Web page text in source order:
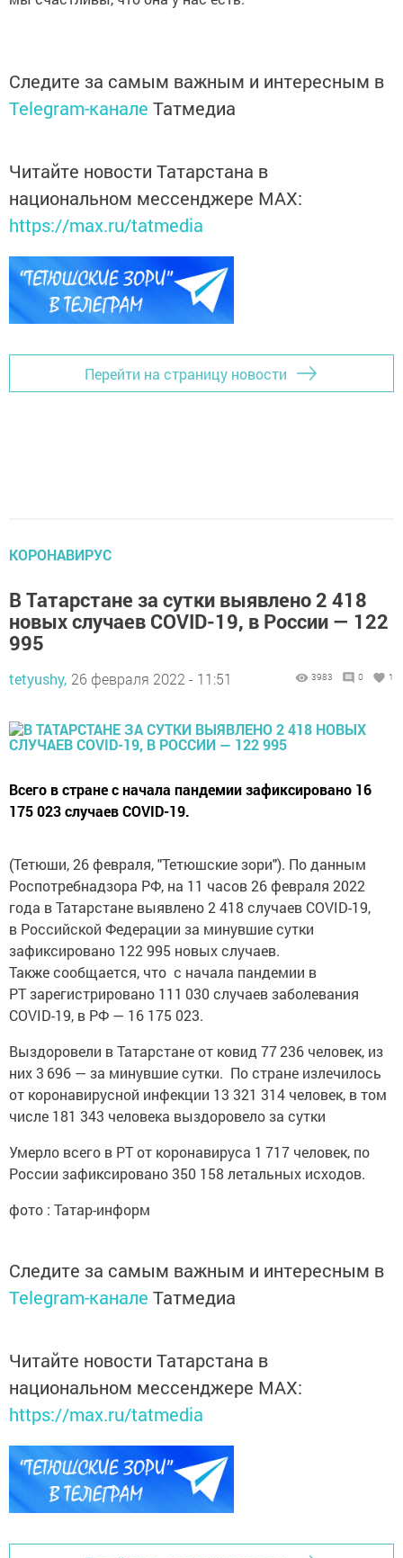
Следите за самым важным и интересным в
Telegram-канале Татмедиа
Читайте новости Татарстана в
национальном мессенджере MАХ:
https://max.ru/tatmedia
Перейти на страницу новости
КОРОНАВИРУС
В Татарстане за сутки выявлено 2 418
новых случаев COVID-19, в России — 122
995
tetyushy, 26 февраля 2022 - 11:51 3983 0 1
Всего в стране с начала пандемии зафиксировано 16
175 023 случаев COVID-19.
(Тетюши, 26 февраля, "Тетюшские зори"). По данным
Роспотребнадзора РФ, на 11 часов 26 февраля 2022
года в Татарстане выявлено 2 418 случаев COVID-19,
в Российской Федерации за минувшие сутки
зафиксировано 122 995 новых случаев.
Также сообщается, что с начала пандемии в
РТ зарегистрировано 111 030 случаев заболевания
COVID-19, в РФ — 16 175 023.
Выздоровели в Татарстане от ковид 77 236 человек, из
них 3 696 — за минувшие сутки. По стране излечилось
от коронавирусной инфекции 13 321 314 человек, в том
числе 181 343 человека выздоровело за сутки
Умерло всего в РТ от коронавируса 1 717 человек, по
России зафиксировано 350 158 летальных исходов.
фото : Татар-информ
Следите за самым важным и интересным в
Telegram-канале Татмедиа
Читайте новости Татарстана в
национальном мессенджере MАХ:
https://max.ru/tatmedia